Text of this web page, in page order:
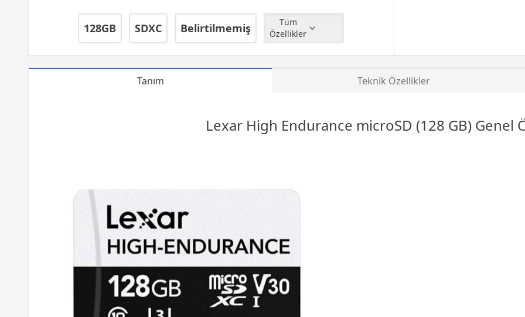
128GB SDXC Belirtilmemiş
Tüm
Özellikler
Tanım Teknik Özellikler
Lexar High Endurance microSD (128 GB) Genel